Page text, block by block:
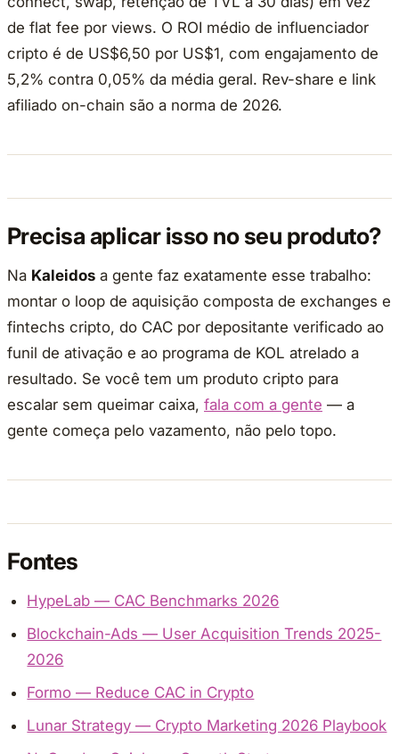
de flat fee por views. O ROI médio de influenciador
cripto é de US$6,50 por US$1, com engajamento de
5,2% contra 0,05% da média geral. Rev-share e link
afiliado on-chain são a norma de 2026.
Precisa aplicar isso no seu produto?
Na Kaleidos a gente faz exatamente esse trabalho:
montar o loop de aquisição composta de exchanges e
fintechs cripto, do CAC por depositante verificado ao
funil de ativação e ao programa de KOL atrelado a
resultado. Se você tem um produto cripto para
escalar sem queimar caixa, fala com a gente — a
gente começa pelo vazamento, não pelo topo.
Fontes
HypeLab — CAC Benchmarks 2026
Blockchain-Ads — User Acquisition Trends 2025-
2026
Formo — Reduce CAC in Crypto
Lunar Strategy — Crypto Marketing 2026 Playbook